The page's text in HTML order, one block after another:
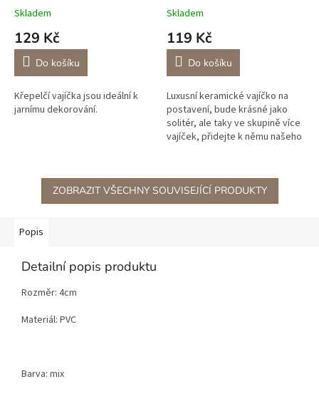
Skladem
129 Kč
Do košíku
Křepelčí vajíčka jsou ideální k
jarnímu dekorování.
Skladem
119 Kč
Do košíku
Luxusní keramické vajíčko na
postavení, bude krásné jako
solitér, ale taky ve skupině více
vajíček, přidejte k němu našeho
ZOBRAZIT VŠECHNY SOUVISEJÍCÍ PRODUKTY
Popis
Detailní popis produktu
Rozměr: 4cm
Materiál: PVC
Barva: mix